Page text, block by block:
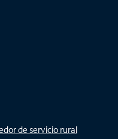
de servicio rural